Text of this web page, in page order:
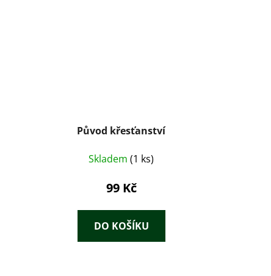
Původ křesťanství
Skladem(1 ks)
99 Kč
DO KOŠÍKU